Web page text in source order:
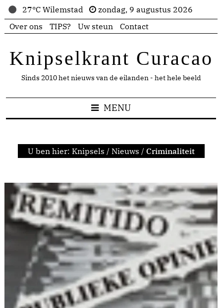
27°C Wilemstad
zondag, 9 augustus 2026
Over ons
TIPS? Uw steun Contact
Knipselkrant Curacao
Sinds 2010 het nieuws van de eilanden - het hele beeld
MENU
U ben hier: Knipsels / Nieuws / Criminaliteit